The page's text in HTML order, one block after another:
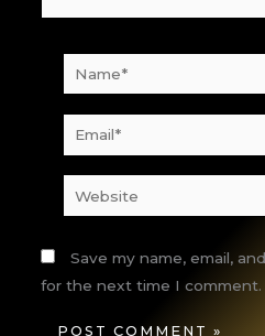
Website
Save my name, email,
for the next time I comment.